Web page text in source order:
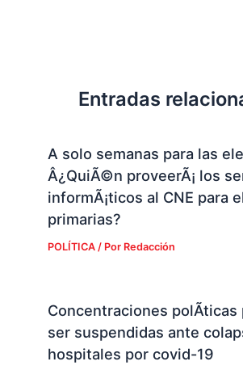
Entradas
A solo semanas para las
Â¿QuiÃ©n proveerÃ¡ los
informÃ¡ticos al CNE para
primarias?
POLÍTICA/ Por Redacción
Concentraciones polÃ­ticas
ser suspendidas ante
hospitales por covid-19